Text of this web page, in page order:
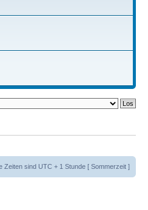
Zeiten sind UTC + 1 Stunde [ Sommerzeit ]